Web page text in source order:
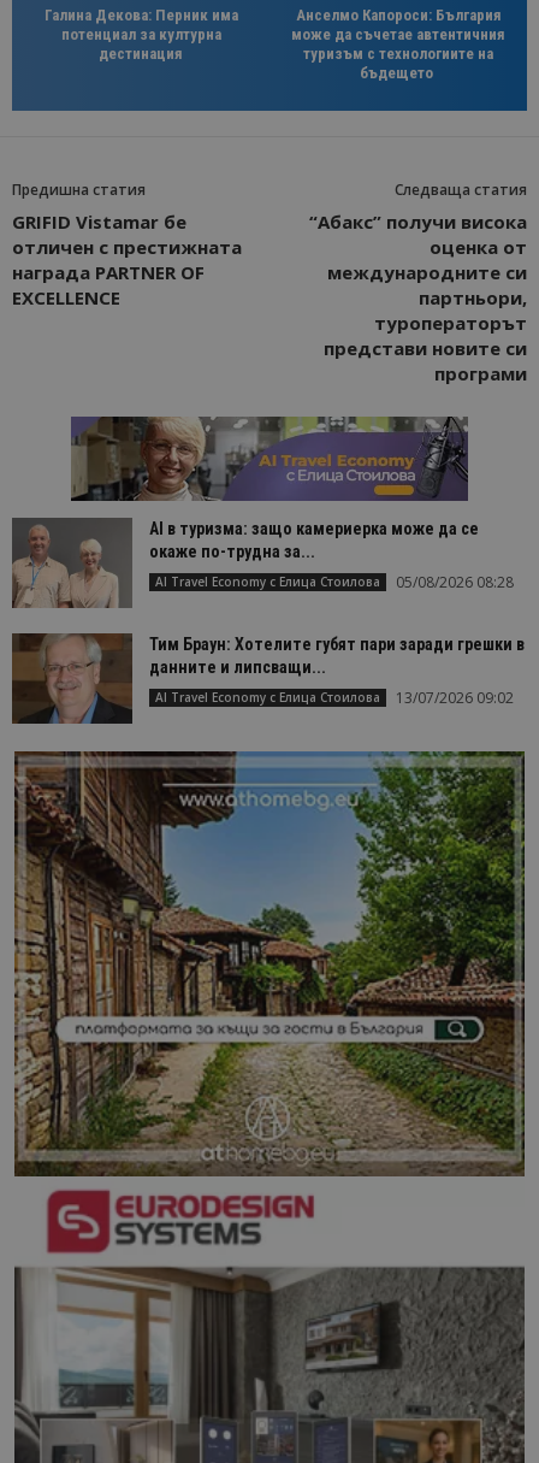
Галина Декова: Перник има
потенциал за културна
дестинация
Анселмо Капороси: България
може да съчетае автентичния
туризъм с технологиите на
бъдещето
Предишна статия
GRIFID Vistamar бе
отличен с престижната
награда PARTNER OF
EXCELLENCE
Следваща статия
“Абакс” получи висока
оценка от
международните си
партньори,
туроператорът
представи новите си
програми
AI в туризма: защо камериерка може да се
окаже по-трудна за...
AI Travel Economy с Елица Стоилова 05/08/2026 08:28
Тим Браун: Хотелите губят пари заради грешки в
данните и липсващи...
AI Travel Economy с Елица Стоилова 13/07/2026 09:02